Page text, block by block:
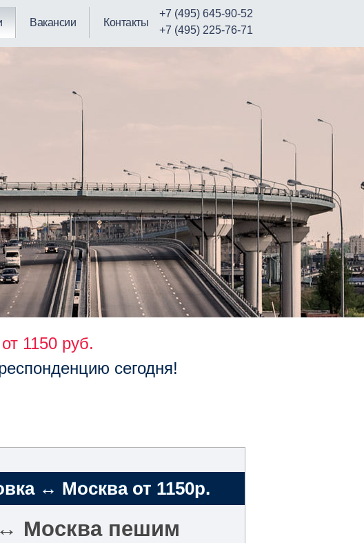
Вакансии Контакты
+7 (495) 645-90-52
+7 (495) 225-76-71
1150 руб.
сегодня!
↔ Москва от 1150р.
Москва пешим